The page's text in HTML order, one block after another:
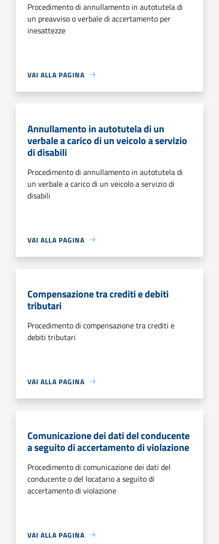
Procedimento di annullamento in autotutela di
un preavviso o verbale di accertamento per
inesattezze
VAI ALLA PAGINA
Annullamento in autotutela di un
verbale a carico di un veicolo a servizio
di disabili
Procedimento di annullamento in autotutela di
un verbale a carico di un veicolo a servizio di
disabili
VAI ALLA PAGINA
Compensazione tra crediti e debiti
tributari
Procedimento di compensazione tra crediti e
debiti tributari
VAI ALLA PAGINA
Comunicazione dei dati del conducente
a seguito di accertamento di violazione
Procedimento di comunicazione dei dati del
conducente o del locatario a seguito di
accertamento di violazione
VAI ALLA PAGINA